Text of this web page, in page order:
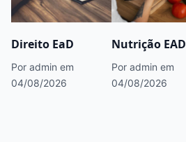
Direito EaD
Por admin em
04/08/2026
Nutrição EAD
Por admin em
04/08/2026